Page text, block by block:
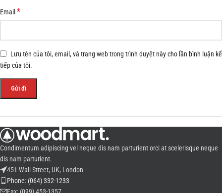
Email*
Lưu tên của tôi, email, và trang web trong trình duyệt này cho lần bình luận kế
tiếp của tôi.
Condimentum adipiscing vel neque dis nam parturient orci at scelerisque neque
dis nam parturient.
451 Wall Street, UK, London
Phone: (064) 332-1233
Fax: (099) 453-1357